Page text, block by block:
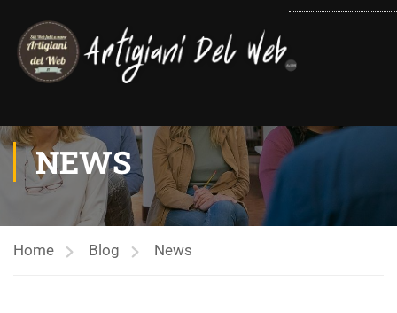
NEWS
Home Blog News